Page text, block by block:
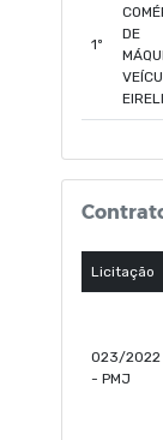
1º
DE
EIRELI
Licitação
023/2022
- PMJ